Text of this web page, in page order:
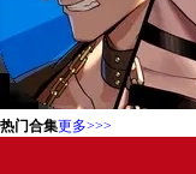
热门合集更多>>>